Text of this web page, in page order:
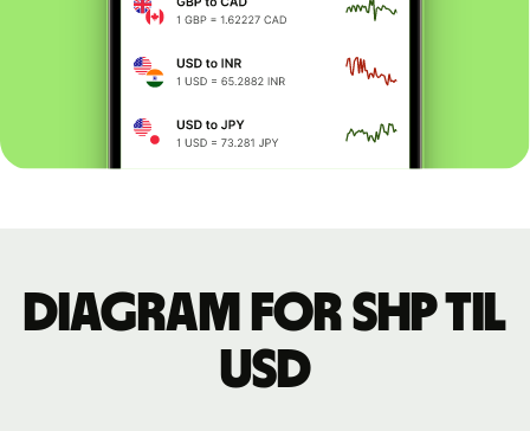
Diagram for SHP til
USD